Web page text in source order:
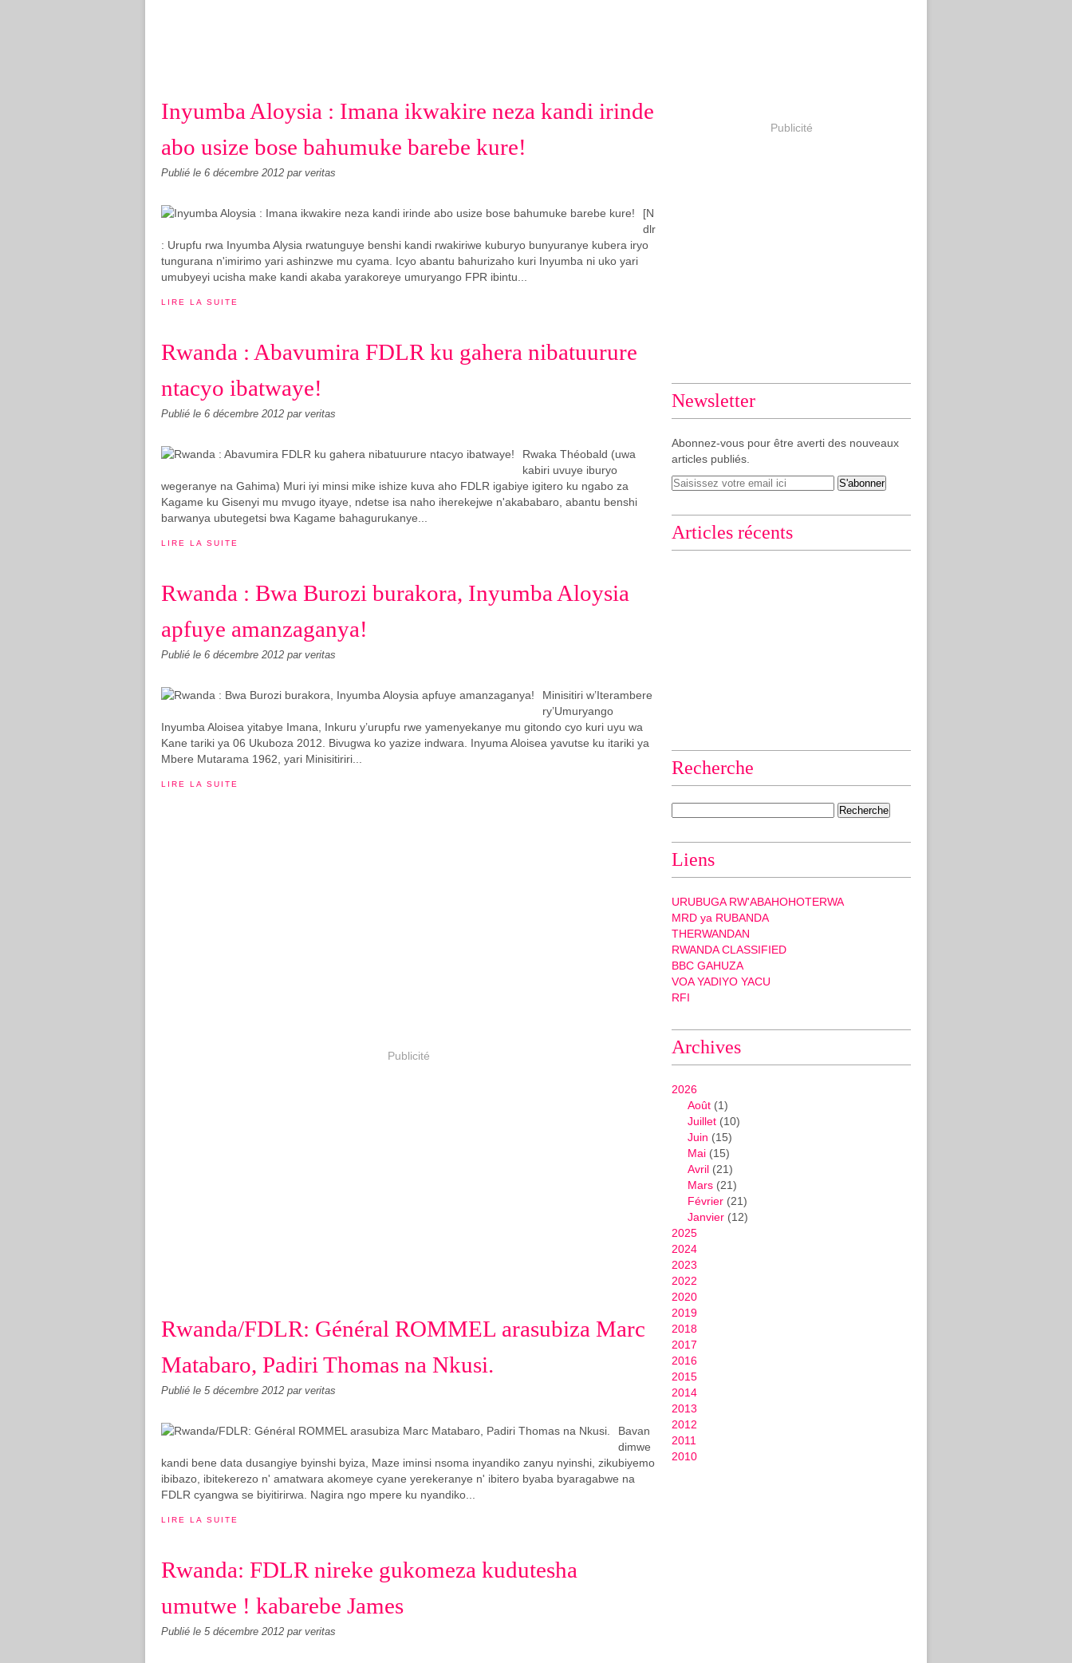
Inyumba Aloysia : Imana ikwakire neza kandi irinde
abo usize bose bahumuke barebe kure!
Publié le 6 décembre 2012 par veritas
[N
dlr
: Urupfu rwa Inyumba Alysia rwatunguye benshi kandi rwakiriwe kuburyo bunyuranye kubera iryo
tungurana n'imirimo yari ashinzwe mu cyama. Icyo abantu bahurizaho kuri Inyumba ni uko yari
umubyeyi ucisha make kandi akaba yarakoreye umuryango FPR ibintu...
LIRE LA SUITE
Rwanda : Abavumira FDLR ku gahera nibatuurure
ntacyo ibatwaye!
Publié le 6 décembre 2012 par veritas
Rwaka Théobald (uwa
kabiri uvuye iburyo
wegeranye na Gahima) Muri iyi minsi mike ishize kuva aho FDLR igabiye igitero ku ngabo za
Kagame ku Gisenyi mu mvugo ityaye, ndetse isa naho iherekejwe n'akababaro, abantu benshi
barwanya ubutegetsi bwa Kagame bahagurukanye...
LIRE LA SUITE
Rwanda : Bwa Burozi burakora, Inyumba Aloysia
apfuye amanzaganya!
Publié le 6 décembre 2012 par veritas
Minisitiri w’Iterambere
ry’Umuryango
Inyumba Aloisea yitabye Imana, Inkuru y’urupfu rwe yamenyekanye mu gitondo cyo kuri uyu wa
Kane tariki ya 06 Ukuboza 2012. Bivugwa ko yazize indwara. Inyuma Aloisea yavutse ku itariki ya
Mbere Mutarama 1962, yari Minisitiriri...
LIRE LA SUITE
Publicité
Rwanda/FDLR: Général ROMMEL arasubiza Marc
Matabaro, Padiri Thomas na Nkusi.
Publié le 5 décembre 2012 par veritas
Bavan
dimwe
kandi bene data dusangiye byinshi byiza, Maze iminsi nsoma inyandiko zanyu nyinshi, zikubiyemo
ibibazo, ibitekerezo n' amatwara akomeye cyane yerekeranye n' ibitero byaba byaragabwe na
FDLR cyangwa se biyitirirwa. Nagira ngo mpere ku nyandiko...
LIRE LA SUITE
Rwanda: FDLR nireke gukomeza kudutesha
umutwe ! kabarebe James
Publié le 5 décembre 2012 par veritas
Publicité
Newsletter
Abonnez-vous pour être averti des nouveaux
articles publiés.
Articles récents
Recherche
Liens
URUBUGA RW'ABAHOHOTERWA
MRD ya RUBANDA
THERWANDAN
RWANDA CLASSIFIED
BBC GAHUZA
VOA YADIYO YACU
RFI
Archives
2026
Août (1)
Juillet (10)
Juin (15)
Mai (15)
Avril (21)
Mars (21)
Février (21)
Janvier (12)
2025
2024
2023
2022
2020
2019
2018
2017
2016
2015
2014
2013
2012
2011
2010